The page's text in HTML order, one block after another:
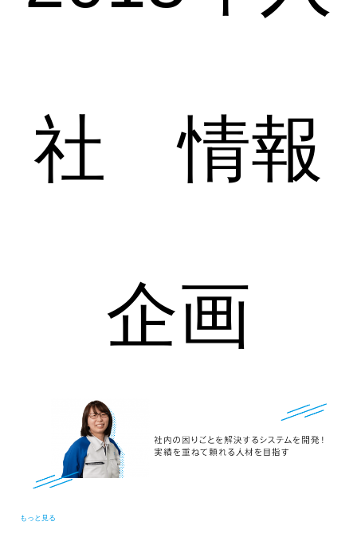
社 情報
企画
もっと見る